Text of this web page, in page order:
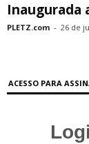
Inaugurada
PLETZ.com - 26 de
ACESSO PARA